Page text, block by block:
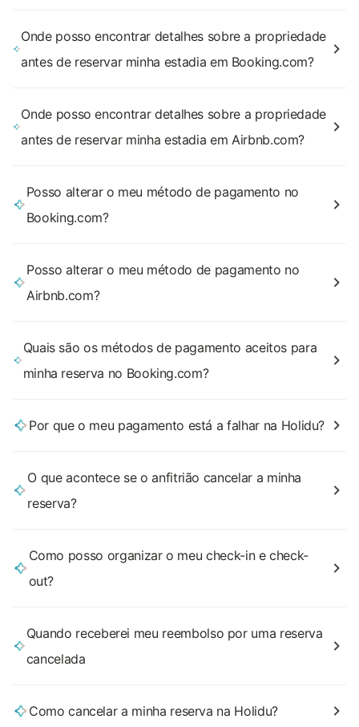
Onde posso encontrar detalhes sobre a propriedade
antes de reservar minha estadia em Booking.com?
Onde posso encontrar detalhes sobre a propriedade
antes de reservar minha estadia em Airbnb.com?
Posso alterar o meu método de pagamento no
Booking.com?
Posso alterar o meu método de pagamento no
Airbnb.com?
Quais são os métodos de pagamento aceitos para
minha reserva no Booking.com?
Por que o meu pagamento está a falhar na Holidu?
O que acontece se o anfitrião cancelar a minha
reserva?
Como posso organizar o meu check-in e check-
out?
Quando receberei meu reembolso por uma reserva
cancelada
Como cancelar a minha reserva na Holidu?